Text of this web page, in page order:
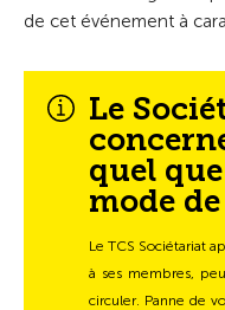
de cet événement à
Le
quel
mode
Le TCS Sociétariat
à ses membres,
circuler. Panne de